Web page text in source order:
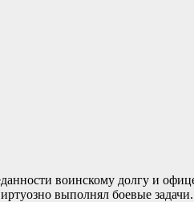
воинскому долгу и
выполнял боевые задачи.